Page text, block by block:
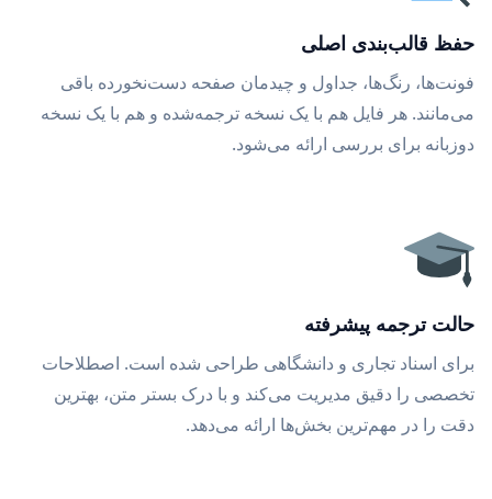
حفظ قالب‌بندی اصلی
فونت‌ها، رنگ‌ها، جداول و چیدمان صفحه دست‌نخورده باقی
می‌مانند. هر فایل هم با یک نسخه ترجمه‌شده و هم با یک نسخه
دوزبانه برای بررسی ارائه می‌شود.
حالت ترجمه پیشرفته
برای اسناد تجاری و دانشگاهی طراحی شده است. اصطلاحات
تخصصی را دقیق مدیریت می‌کند و با درک بستر متن، بهترین
دقت را در مهم‌ترین بخش‌ها ارائه می‌دهد.